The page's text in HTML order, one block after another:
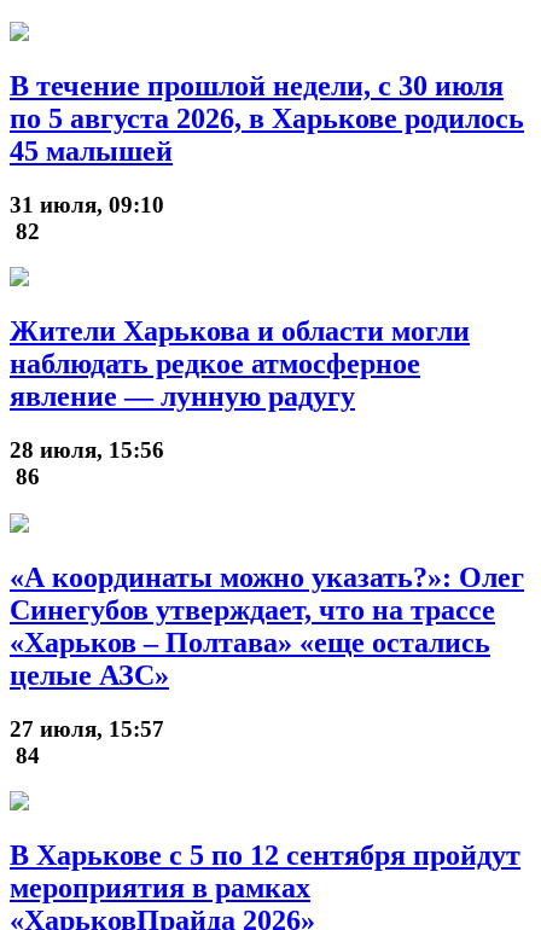
В течение прошлой недели, с 30 июля
по 5 августа 2026, в Харькове родилось
45 малышей
31 июля, 09:10
82
Жители Харькова и области могли
наблюдать редкое атмосферное
явление — лунную радугу
28 июля, 15:56
86
«А координаты можно указать?»: Олег
Синегубов утверждает, что на трассе
«Харьков – Полтава» «еще остались
целые АЗС»
27 июля, 15:57
84
В Харькове с 5 по 12 сентября пройдут
мероприятия в рамках
«ХарьковПрайда 2026»